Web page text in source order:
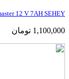
12 V 7AH SEHEY
1,100,000 تومان